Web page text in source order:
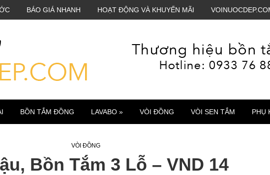
BÁO GIÁ NHANH HOẠT ĐỘNG VÀ KHUYẾN MÃI
BỒN TẮM ĐỒNG LAVABO » VÒI ĐỒNG VÒI SEN TẮM PHỤ
VÒI ĐỒNG
Bồn Tắm 3 Lỗ – VND 14